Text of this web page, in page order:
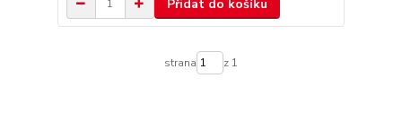
Přidat do košíku
strana z 1